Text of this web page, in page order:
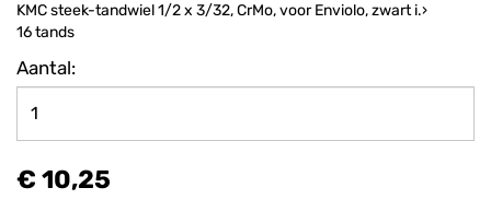
KMC steek-tandwiel 1/2 x 3/32, CrMo, voor Enviolo, zwart i.›
16 tands
Aantal:
€ 10,25